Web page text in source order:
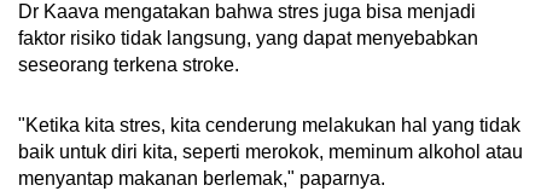
Dr Kaava mengatakan bahwa stres juga bisa menjadi
faktor risiko tidak langsung, yang dapat menyebabkan
seseorang terkena stroke.
"Ketika kita stres, kita cenderung melakukan hal yang tidak
baik untuk diri kita, seperti merokok, meminum alkohol atau
menyantap makanan berlemak," paparnya.